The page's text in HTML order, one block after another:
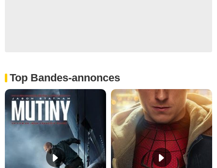
Top Bandes-annonces